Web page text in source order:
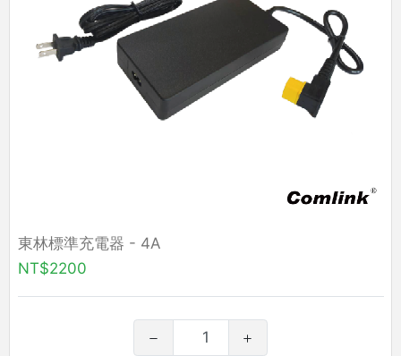
東林標準充電器 - 4A
NT$2200